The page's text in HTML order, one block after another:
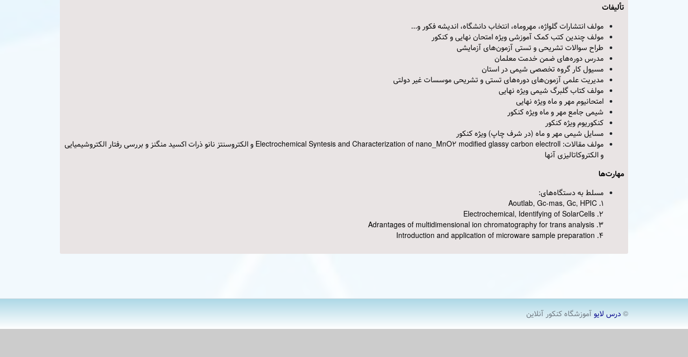
تألیفات
مولف انتشارات گلواژه، مهروماه، انتخاب دانشگاه، اندیشه فکور و...
مولف چندین کتب کمک آموزشی ویژه امتحان نهایی و کنکور
طراح سوالات تشریحی و تستی آزمون‌های آزمایشی
مدرس دوره‌های ضمن خدمت معلمان
مسیول کار گروه تخصصی شیمی در استان
مدیریت علمی آزمون‌های دوره‌های تستی و تشریحی موسسات غیر دولتی
مولف کتاب گلبرگ شیمی ویژه نهایی
امتحانیوم مهر و ماه ویژه نهایی
شیمی جامع مهر و ماه ویژه کنکور
کنکوریوم ویژه کنکور
مسایل شیمی مهر و ماه (در شرف چاپ) ویژه کنکور
مولف مقالات: Electrochemical Syntesis and Characterization of nano_MnO2 modified glassy carbon electroll و الکتروسنتز نانو ذرات اکسید منگنز و بررسی رفتار الکتروشیمیایی
و الکتروکاتالیزی آنها
مهارت‌ها
مسلط به دستگاه‌های:
1. Aoutlab, Gc-mas, Gc, HPIC
2. Electrochemical, Identifying of SolarCells
3. Adrantages of multidimensional ion chromatography for trans analysis
4. Introduction and application of microware sample preparation
©درس لایوآموزشگاه کنکور آنلاین